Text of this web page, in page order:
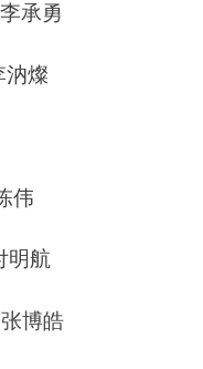
承勇
燦
伟
航
博皓